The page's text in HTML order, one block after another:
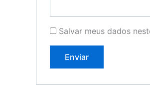
Salvar meus dados